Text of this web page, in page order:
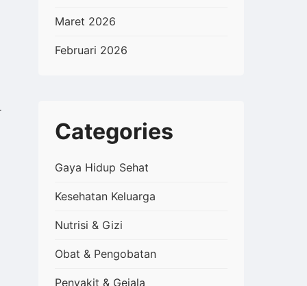
Maret 2026
Februari 2026
Categories
Gaya Hidup Sehat
Kesehatan Keluarga
Nutrisi & Gizi
Obat & Pengobatan
Penyakit & Gejala